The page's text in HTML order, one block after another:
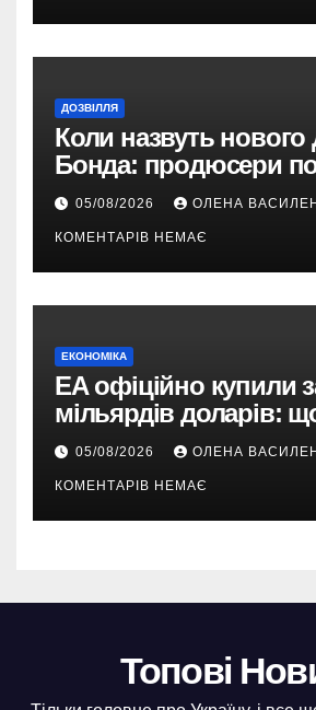
ДОЗВІЛЛЯ
Коли назвуть
Бонда: продюсери
про терміни кастингу
05/08/2026 ОЛЕНА
КОМЕНТАРІВ НЕМАЄ
ЕКОНОМІКА
EA офіційно купили
мільярдів доларів:
EA Sports FC,
Sims
05/08/2026 ОЛЕНА
КОМЕНТАРІВ НЕМАЄ
Топові